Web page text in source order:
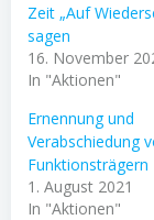
Zeit „Auf
sagen
16. November
In "Aktionen"
Ernennung und
Verabschiedung
Funktionsträgern
1. August 2021
In "Aktionen"